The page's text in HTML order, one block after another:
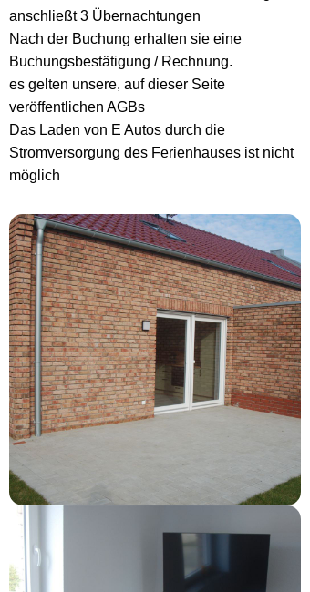
anschließt 3 Übernachtungen
Nach der Buchung erhalten sie eine
Buchungsbestätigung / Rechnung.
es gelten unsere, auf dieser Seite
veröffentlichen AGBs
Das Laden von E Autos durch die
Stromversorgung des Ferienhauses ist nicht
möglich